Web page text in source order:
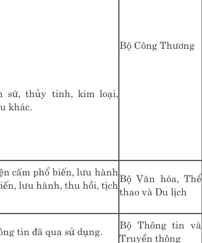
sứ, thủy tinh, kim loại,
khác.
Bộ Công Thương
cấm phổ biến, lưu hành
lưu hành, thu hồi, tịchBộ Văn hóa, Thể
thao và Du lịch
tin đã qua sử dụng.
Bộ Thông tin và
Truyền thông